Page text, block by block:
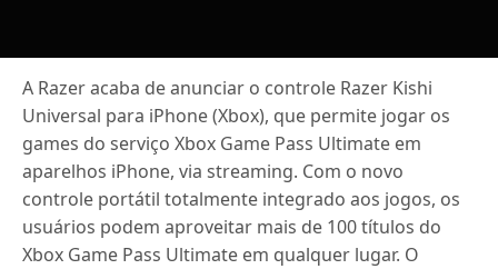
A Razer acaba de anunciar o controle Razer Kishi
Universal para iPhone (Xbox), que permite jogar os
games do serviço Xbox Game Pass Ultimate em
aparelhos iPhone, via streaming. Com o novo
controle portátil totalmente integrado aos jogos, os
usuários podem aproveitar mais de 100 títulos do
Xbox Game Pass Ultimate em qualquer lugar. O